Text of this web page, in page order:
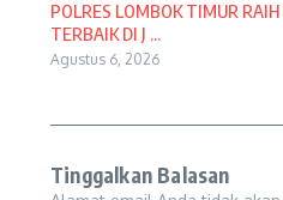
POLRES LOMBOK TIMUR
TERBAIK DI J ...
Agustus 6, 2026
Tinggalkan Balasan